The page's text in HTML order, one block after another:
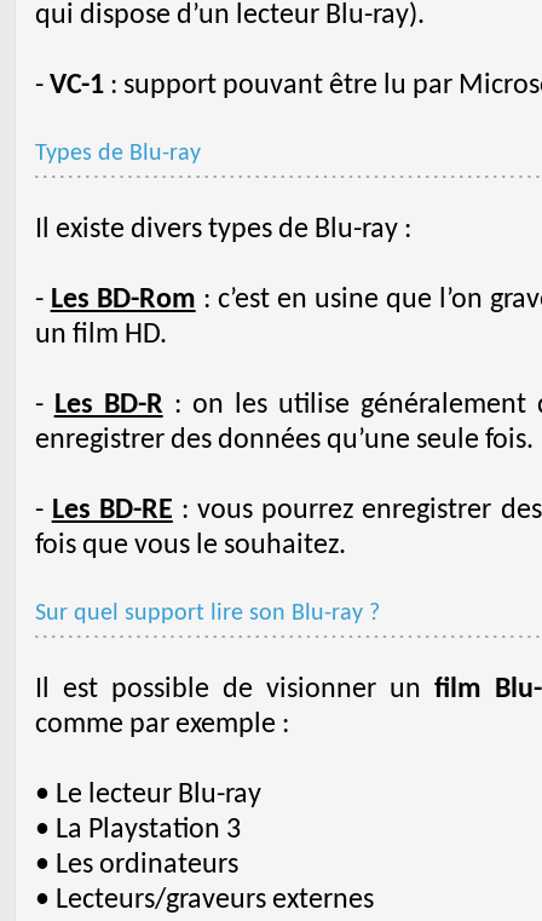
qui dispose d’un lecteur Blu-ray).
- VC-1: support pouvant être lu par
Types de Blu-ray
Il existe divers types de Blu-ray :
- Les BD-Rom : c’est en usine que l’on
un film HD.
- Les BD-R : on les utilise généralement
enregistrer des données qu’une seule fois.
- Les BD-RE : vous pourrez enregistrer
fois que vous le souhaitez.
Sur quel support lire son Blu-ray ?
Il est possible de visionner un film
comme par exemple :
• Le lecteur Blu-ray
• La Playstation 3
• Les ordinateurs
• Lecteurs/graveurs externes